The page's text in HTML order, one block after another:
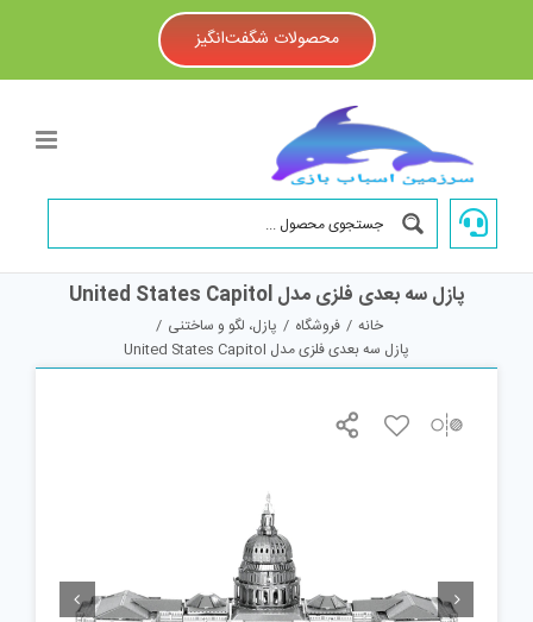
محصولات شگفت‌انگیز
پازل سه بعدی فلزی مدل United States Capitol
خانه / فروشگاه / پازل، لگو و ساختنی /
پازل سه بعدی فلزی مدل United States Capitol
 